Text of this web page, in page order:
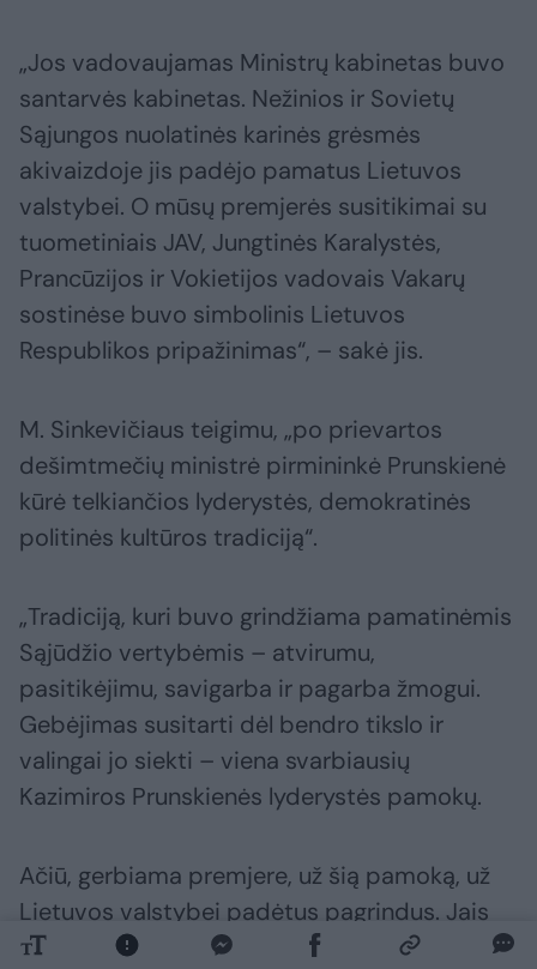
„Jos vadovaujamas Ministrų kabinetas buvo
santarvės kabinetas. Nežinios ir Sovietų
Sąjungos nuolatinės karinės grėsmės
akivaizdoje jis padėjo pamatus Lietuvos
valstybei. O mūsų premjerės susitikimai su
tuometiniais JAV, Jungtinės Karalystės,
Prancūzijos ir Vokietijos vadovais Vakarų
sostinėse buvo simbolinis Lietuvos
Respublikos pripažinimas“, – sakė jis.
M. Sinkevičiaus teigimu, „po prievartos
dešimtmečių ministrė pirmininkė Prunskienė
kūrė telkiančios lyderystės, demokratinės
politinės kultūros tradiciją“.
„Tradiciją, kuri buvo grindžiama pamatinėmis
Sąjūdžio vertybėmis – atvirumu,
pasitikėjimu, savigarba ir pagarba žmogui.
Gebėjimas susitarti dėl bendro tikslo ir
valingai jo siekti – viena svarbiausių
Kazimiros Prunskienės lyderystės pamokų.
Ačiū, gerbiama premjere, už šią pamoką, už
Lietuvos valstybei padėtus pagrindus. Jais
remiamės šiandien, jais remsis ir būsimos